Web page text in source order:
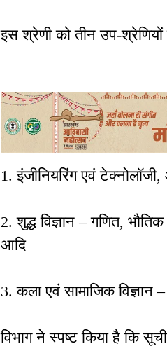
इस श्रेणी को तीन उप-श्रेणियों
1. इंजीनियरिंग एवं
2. शुद्ध विज्ञान – गणित, भौतिक
आदि
3. कला एवं सामाजिक विज्ञान
विभाग ने स्पष्ट किया है कि